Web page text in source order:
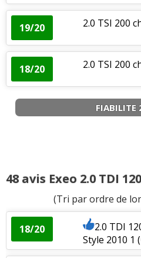
19/20 2.0 TSI 200
18/20 2.0 TSI 200
FIABILITE
48 avis Exeo 2.0 TDI
(Tri par ordre de
18/20
2.0 TDI
Style 2010 1 (